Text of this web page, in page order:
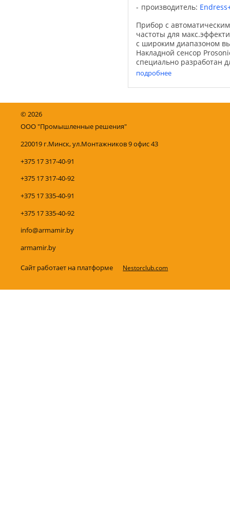
производитель:
Прибор с
частоты для
с широким диапазоном
Накладной сенсор
специально разработан
расхода питьевой воды и
сочетании с ...
подробнее
©2026
ООО "Промышленные решения"
220019 г.Минск, ул.Монтажников 9 офис 43
+375 17 317-40-91
+375 17 317-40-92
+375 17 335-40-91
+375 17 335-40-92
info@armamir.by
armamir.by
Сайт работает на платформе Nestorclub.com